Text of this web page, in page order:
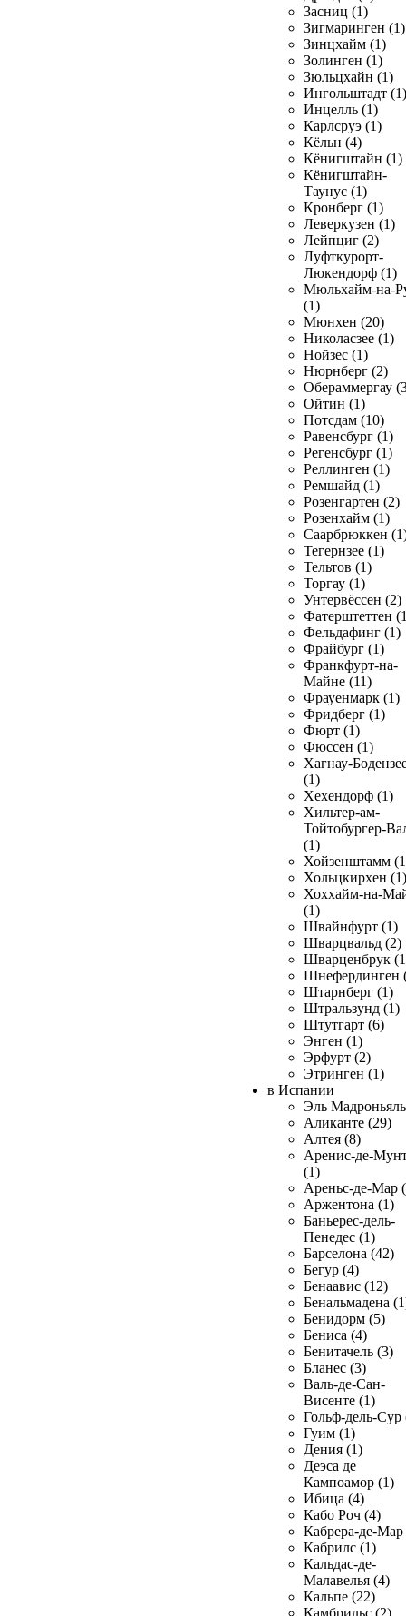
Засниц (1)
Зигмаринген (1)
Зинцхайм (1)
Золинген (1)
Зюльцхайн (1)
Ингольштадт (1)
Инцелль (1)
Карлсруэ (1)
Кёльн (4)
Кёнигштайн (1)
Кёнигштайн-
Таунус (1)
Кронберг (1)
Леверкузен (1)
Лейпциг (2)
Луфткурорт-
Люкендорф (1)
Мюльхайм-на-
(1)
Мюнхен (20)
Николасзее (1)
Нойзес (1)
Нюрнберг (2)
Обераммергау
Ойтин (1)
Потсдам (10)
Равенсбург (1)
Регенсбург (1)
Реллинген (1)
Ремшайд (1)
Розенгартен (2)
Розенхайм (1)
Саарбрюккен
Тегернзее (1)
Тельтов (1)
Торгау (1)
Унтервёссен (2)
Фатерштеттен
Фельдафинг (1)
Фрайбург (1)
Франкфурт-на-
Майне (11)
Фрауенмарк (1)
Фридберг (1)
Фюрт (1)
Фюссен (1)
Хагнау-
(1)
Хехендорф (1)
Хильтер-ам-
Тойтобургер-
(1)
Хойзенштамм
Хольцкирхен (1)
Хоххайм-на-
(1)
Швайнфурт (1)
Шварцвальд (2)
Шварценбрук
Шнефердинген
Штарнберг (1)
Штральзунд (1)
Штутгарт (6)
Энген (1)
Эрфурт (2)
Этринген (1)
в Испании
Эль
Аликанте (29)
Алтея (8)
Аренис-де-
(1)
Ареньс-де-Мар
Аржентона (1)
Баньерес-дель-
Пенедес (1)
Барселона (42)
Бегур (4)
Бенаавис (12)
Бенальмадена
Бенидорм (5)
Бениса (4)
Бенитачель (3)
Бланес (3)
Валь-де-Сан-
Висенте (1)
Гольф-дель-Сур
Гуим (1)
Дения (1)
Деэса де
Кампоамор (1)
Ибица (4)
Кабо Роч (4)
Кабрера-де-Мар
Кабрилс (1)
Кальдас-де-
Малавелья (4)
Кальпе (22)
Камбрильс (2)